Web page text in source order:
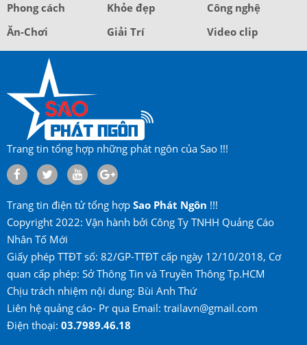
Phong cách
Khỏe đẹp
Công nghệ
Ăn-Chơi
Giải Trí Video clip
Trang tin tổng hợp những phát ngôn của Sao !!!
Trang tin điện tử tổng hợp Sao Phát Ngôn !!!
Copyright 2022: Vận hành bởi Công Ty TNHH Quảng Cáo
Nhân Tố Mới
Giấy phép TTĐT số: 82/GP-TTĐT cấp ngày 12/10/2018, Cơ
quan cấp phép: Sở Thông Tin và Truyền Thông Tp.HCM
Chịu trách nhiệm nội dung: Bùi Anh Thứ
Liên hệ quảng cáo- Pr qua Email: trailavn@gmail.com
Điện thoại: 03.7989.46.18